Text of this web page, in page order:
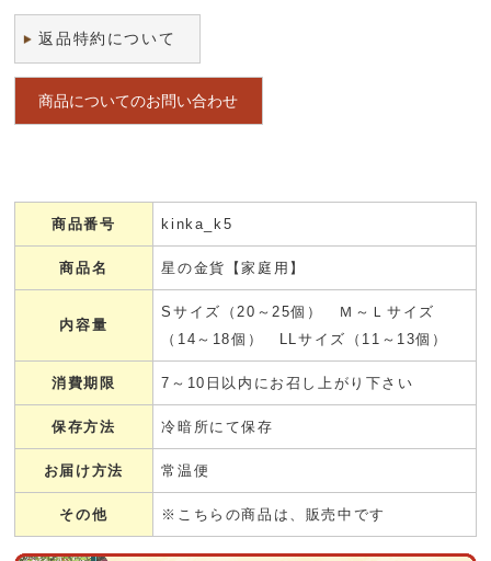
返品特約について
商品についてのお問い合わせ
商品番号 kinka_k5
商品名 星の金貨【家庭用】
内容量
Sサイズ（20～25個） Ｍ～Ｌサイズ
（14～18個） LLサイズ（11～13個）
消費期限 7～10日以内にお召し上がり下さい
保存方法 冷暗所にて保存
お届け方法 常温便
その他 ※こちらの商品は、販売中です